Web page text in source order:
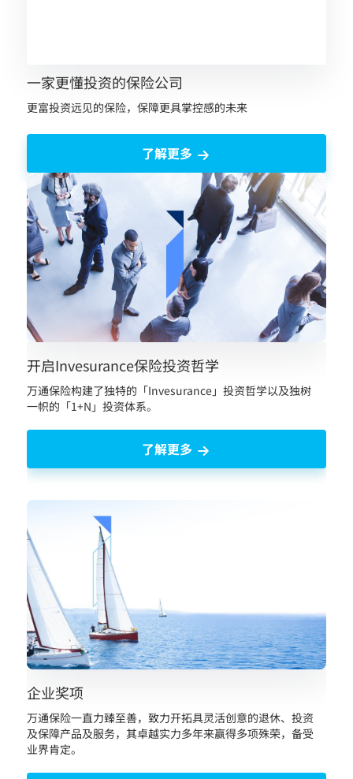
一家更懂投资的保险公司
更富投资远见的保险，保障更具掌控感的未来
了解更多
开启Invesurance保险投资哲学
万通保险构建了独特的「Invesurance」投资哲学以及独树
一帜的「1+N」投资体系。
了解更多
企业奖项
万通保险一直力臻至善，致力开拓具灵活创意的退休、投资
及保障产品及服务，其卓越实力多年来赢得多项殊荣，备受
业界肯定。